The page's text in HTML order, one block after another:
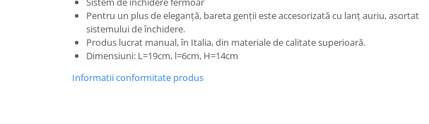
Pentru un plus de eleganță, bareta genții este accesorizată cu lanț auriu, asortat
sistemului de închidere.
Produs lucrat manual, în Italia, din materiale de calitate superioară.
Dimensiuni: L=19cm, l=6cm, H=14cm
Informatii conformitate produs